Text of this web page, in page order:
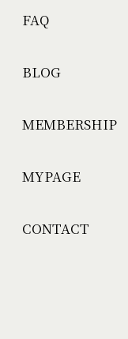
FAQ
BLOG
MEMBERSHIP
MYPAGE
CONTACT